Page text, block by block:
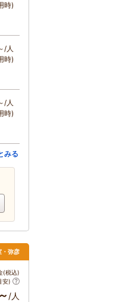
時)
/人
時)
/人
時)
みる
・弥彦
(税込)
安)
/人